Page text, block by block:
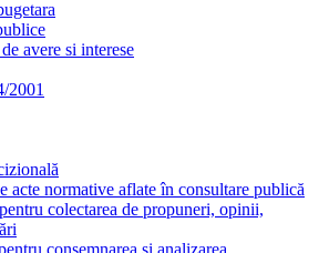
avere si interese
2001
acte normative aflate în consultare publică
colectarea de propuneri, opinii,
consemnarea și analizarea